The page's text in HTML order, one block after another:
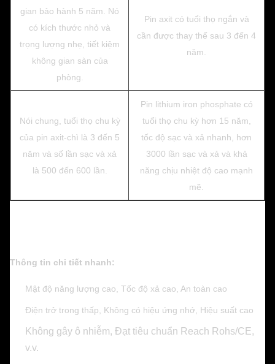
gian bảo hành 5 năm. Nó
có kích thước nhỏ và
trọng lượng nhẹ, tiết kiệm
không gian sàn của
phòng.
Pin axit có tuổi thọ ngắn và
cần được thay thế sau 3 đến 4
năm.
Nói chung, tuổi thọ chu kỳ
của pin axit-chì là 3 đến 5
năm và số lần sạc và xả
là 500 đến 600 lần.
Pin lithium iron phosphate có
tuổi thọ chu kỳ hơn 15 năm,
tốc độ sạc và xả nhanh, hơn
3000 lần sạc và xả và khả
năng chịu nhiệt độ cao mạnh
mẽ.
Thông tin chi tiết nhanh:
Mật độ năng lượng cao, Tốc độ xả cao, An toàn cao
Điện trở trong thấp, Không có hiệu ứng nhớ, Hiệu suất cao
Không gây ô nhiễm, Đạt tiêu chuẩn Reach Rohs/CE,
v.v.